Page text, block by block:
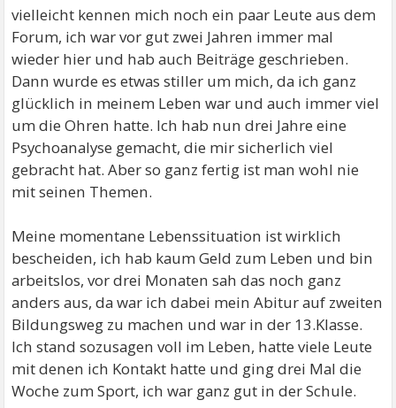
vielleicht kennen mich noch ein paar Leute aus dem
Forum, ich war vor gut zwei Jahren immer mal
wieder hier und hab auch Beiträge geschrieben.
Dann wurde es etwas stiller um mich, da ich ganz
glücklich in meinem Leben war und auch immer viel
um die Ohren hatte. Ich hab nun drei Jahre eine
Psychoanalyse gemacht, die mir sicherlich viel
gebracht hat. Aber so ganz fertig ist man wohl nie
mit seinen Themen.
Meine momentane Lebenssituation ist wirklich
bescheiden, ich hab kaum Geld zum Leben und bin
arbeitslos, vor drei Monaten sah das noch ganz
anders aus, da war ich dabei mein Abitur auf zweiten
Bildungsweg zu machen und war in der 13.Klasse.
Ich stand sozusagen voll im Leben, hatte viele Leute
mit denen ich Kontakt hatte und ging drei Mal die
Woche zum Sport, ich war ganz gut in der Schule.